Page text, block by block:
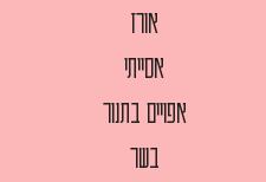
אורז
אסייתי
אפויים בתנור
בשר